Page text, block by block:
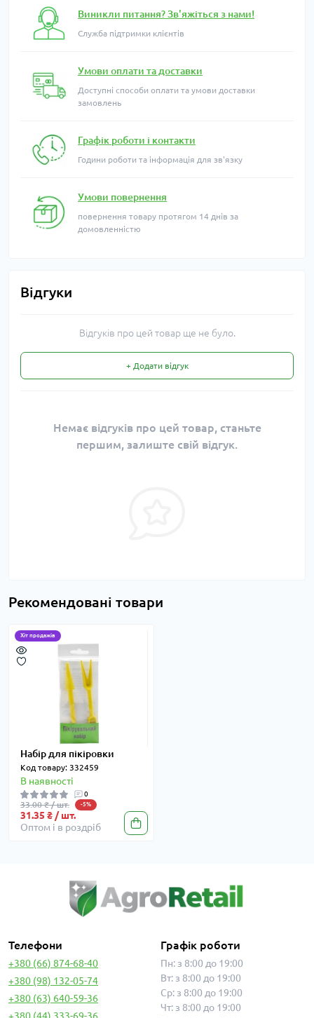
Виникли питання? Зв'яжіться з нами!
Служба підтримки клієнтів
Умови оплати та доставки
Доступні способи оплати та умови доставки
замовлень
Графік роботи і контакти
Години роботи та інформація для зв'язку
Умови повернення
повернення товару протягом 14 днів за
домовленністю
Відгуки
Відгуків про цей товар ще не було.
+ Додати відгук
Немає відгуків про цей товар, станьте
першим, залиште свій відгук.
Рекомендовані товари
Хіт продажів
Набір для пікіровки
Код товару: 332459
В наявності
0
33.00 ₴ / шт. -5%
31.35 ₴ / шт.
Оптом і в роздріб
Телефони
+380 (66) 874-68-40
+380 (98) 132-05-74
+380 (63) 640-59-36
+380 (44) 333-69-36
Графік роботи
Пн: з 8:00 до 19:00
Вт: з 8:00 до 19:00
Ср: з 8:00 до 19:00
Чт: з 8:00 до 19:00